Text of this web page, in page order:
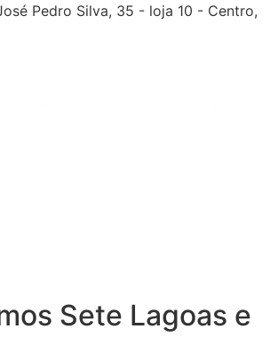
Pedro Silva, 35 - loja 10 - Centro,
Sete Lagoas e